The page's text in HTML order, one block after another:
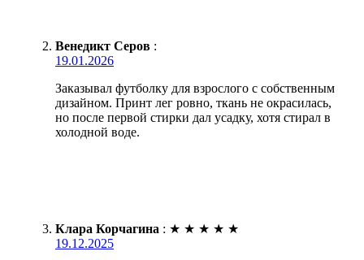
Венедикт Серов :
19.01.2026
Заказывал футболку для взрослого с собственным
дизайном. Принт лег ровно, ткань не окрасилась,
но после первой стирки дал усадку, хотя стирал в
холодной воде.
Клара Корчагина : ★ ★ ★ ★ ★
19.12.2025